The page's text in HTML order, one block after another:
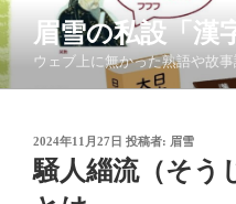
コ
ン
テ
ン
眉雪の私設「漢
ウェブ上に無かった熟語や故
投
稿
日:
2024年11月27日 投稿者: 眉雪
騒人緇流（そう